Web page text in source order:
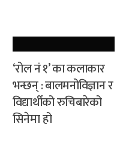
‘रोल नं १’ का कलाकार
भन्छन् : बालमनोविज्ञान र
विद्यार्थीको रुचिबारेको
सिनेमा हो